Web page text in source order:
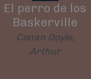
El perro de los
Baskerville
Conan Doyle,
Arthur